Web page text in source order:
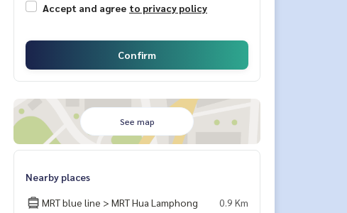
Accept and agree to privacy policy
Confirm
See map
Nearby places
MRT blue line > MRT Hua Lamphong
0.9 Km